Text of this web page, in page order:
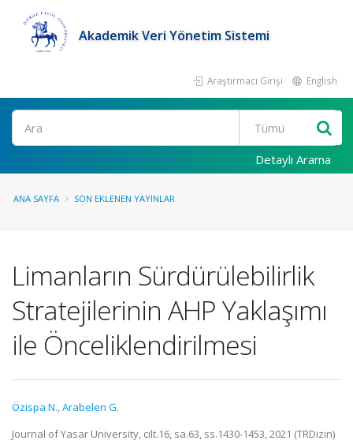
Akademik Veri Yönetim Sistemi
Araştırmacı Girişi English
Ara
Detaylı Arama
ANA SAYFA SON EKLENEN YAYINLAR
Limanların Sürdürülebilirlik
Stratejilerinin AHP Yaklaşımı
ile Önceliklendirilmesi
Özispa N.,Arabelen G.
Journal of Yasar University, cilt.16, sa.63, ss.1430-1453, 2021 (TRDizin)